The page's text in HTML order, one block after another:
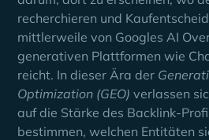
recherchieren und
mittlerweile von Googles AI
generativen Plattformen wie
reicht. In dieser Ära der
Optimization (GEO) verlassen
auf die Stärke des Backlink-
bestimmen, welchen Entitäten